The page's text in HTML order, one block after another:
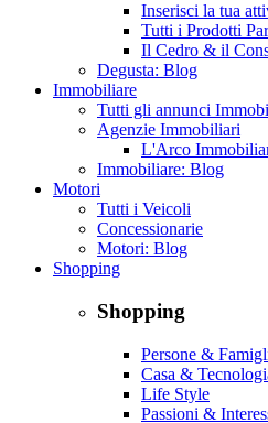
Inserisci la tua
Tutti i Prodotti
Il Cedro & il
Degusta: Blog
Immobiliare
Tutti gli annunci
Agenzie Immobiliari
L'Arco
Immobiliare: Blog
Motori
Tutti i Veicoli
Concessionarie
Motori: Blog
Shopping
Shopping
Persone &
Casa &
Life Style
Passioni &